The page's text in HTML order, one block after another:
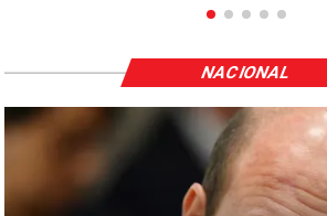
NACIONAL